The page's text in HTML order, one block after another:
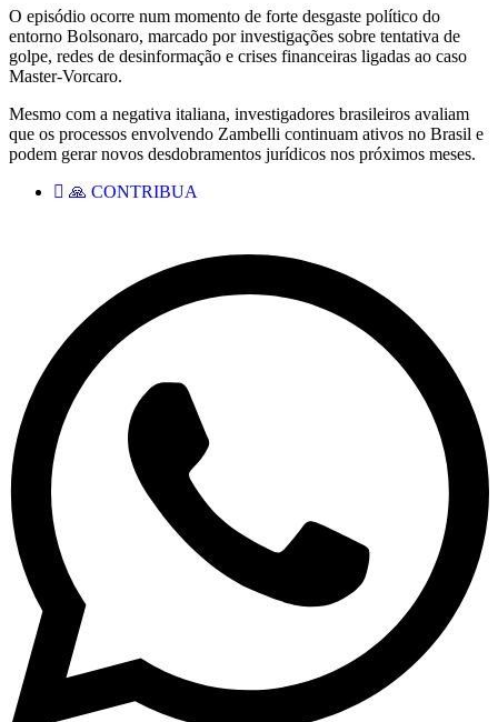
O episódio ocorre num momento de forte desgaste político do
entorno Bolsonaro, marcado por investigações sobre tentativa de
golpe, redes de desinformação e crises financeiras ligadas ao caso
Master-Vorcaro.
Mesmo com a negativa italiana, investigadores brasileiros avaliam
que os processos envolvendo Zambelli continuam ativos no Brasil e
podem gerar novos desdobramentos jurídicos nos próximos meses.
🙏 CONTRIBUA